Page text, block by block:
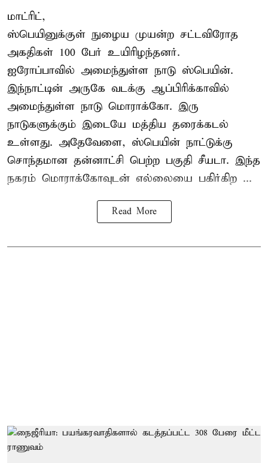
மாட்ரிட்,
ஸ்பெயினுக்குள் நுழைய முயன்ற சட்டவிரோத
அகதிகள் 100 பேர் உயிரிழந்தனர்.
ஐரோப்பாவில் அமைந்துள்ள நாடு ஸ்பெயின்.
இந்நாட்டின் அருகே வடக்கு ஆப்பிரிக்காவில்
அமைந்துள்ள நாடு மொராக்கோ. இரு
நாடுகளுக்கும் இடையே மத்திய தரைக்கடல்
உள்ளது. அதேவேளை, ஸ்பெயின் நாட்டுக்கு
சொந்தமான தன்னாட்சி பெற்ற பகுதி சீயடா. இந்த
நகரம் மொராக்கோவுடன் எல்லையை பகிர்கிற ...
Read More